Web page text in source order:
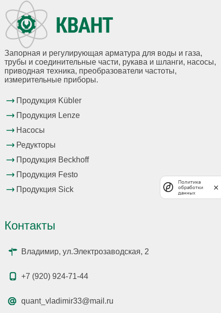
Запорная и регулирующая арматура для воды и газа,
трубы и соединительные части, рукава и шланги, насосы,
приводная техника, преобразователи частоты,
измерительные приборы.
Продукция Kübler
Продукция Lenze
Насосы
Редукторы
Продукция Beckhoff
Продукция Festo
Продукция Sick
Контакты
Владимир, ул.Электрозаводская, 2
+7 (920) 924-71-44
quant_vladimir33@mail.ru
Политика
обработки
данных